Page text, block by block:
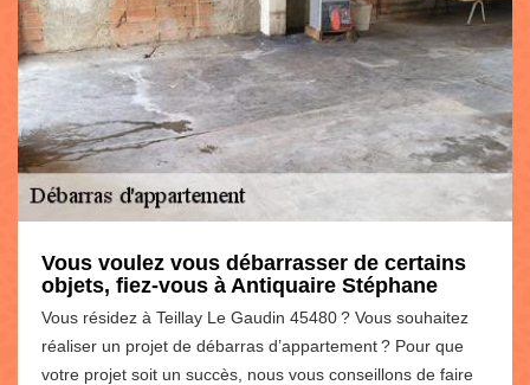
Vous voulez vous débarrasser de certains
objets, fiez-vous à Antiquaire Stéphane
Vous résidez à Teillay Le Gaudin 45480 ? Vous souhaitez
réaliser un projet de débarras d’appartement ? Pour que
votre projet soit un succès, nous vous conseillons de faire